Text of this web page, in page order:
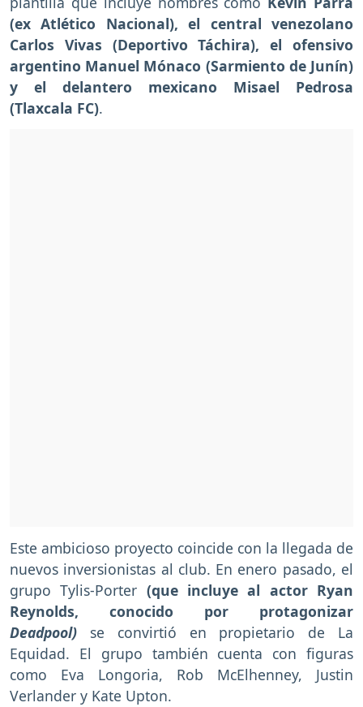
(ex Atlético Nacional), el central venezolano
Carlos Vivas (Deportivo Táchira), el ofensivo
argentino Manuel Mónaco (Sarmiento de Junín)
y el delantero mexicano Misael Pedrosa
(Tlaxcala FC).
Este ambicioso proyecto coincide con la llegada de
nuevos inversionistas al club. En enero pasado, el
grupo Tylis-Porter (que incluye al actor Ryan
Reynolds, conocido por protagonizar
Deadpool) se convirtió en propietario de La
Equidad. El grupo también cuenta con figuras
como Eva Longoria, Rob McElhenney, Justin
Verlander y Kate Upton.